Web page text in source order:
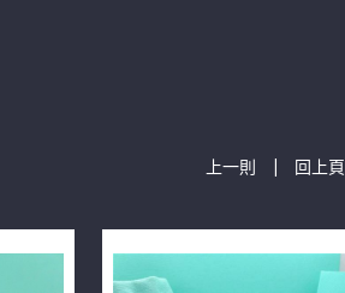
上一則 | 回上頁